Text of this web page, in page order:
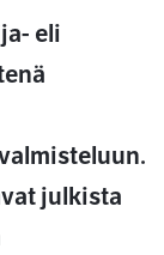
eli
julkista